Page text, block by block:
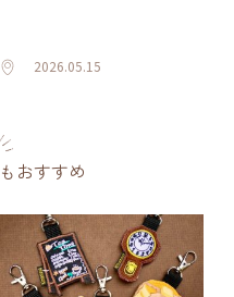
2026.05.15
おすすめ